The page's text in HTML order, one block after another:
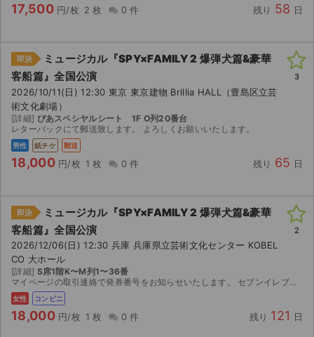
17,500 円/枚 2 枚 0 件 残り 58 日
即決
ミュージカル『SPY×FAMILY 2 爆弾犬篇&豪華
客船篇』全国公演
2026/10/11(日) 12:30 東京 東京建物 Brillia HALL（豊島区立芸
術文化劇場）
[詳細] ぴあスペシヤルシート 1F O列20番台
レターパックにて郵送致します。 よろしくお願いいたします。
男性 紙チケ 郵送
18,000 円/枚 1 枚 0 件 残り 65 日
3
即決
ミュージカル『SPY×FAMILY 2 爆弾犬篇&豪華
客船篇』全国公演
2026/12/06(日) 12:30 兵庫 兵庫県立芸術文化センター KOBEL
CO 大ホール
[詳細] S席1階K〜M列1〜36番
マイページの取引連絡で発券番号をお知らせいたします。 セブンイレブンで発券をお願いいたします。 発券手数料はかかりません。 公演中止の場合のみ、チケット返送で、手数料を差し引いた全額を返...
女性 コンビニ
18,000 円/枚 1 枚 0 件 残り 121 日
2